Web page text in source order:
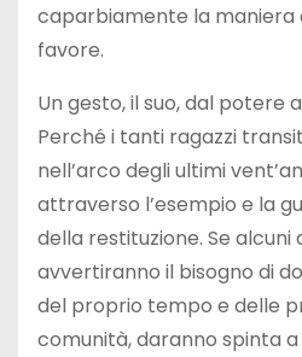
caparbiamente la maniera
favore.
Un gesto, il suo, dal potere
Perché i tanti ragazzi
nell’arco degli ultimi
attraverso l’esempio e la
della restituzione. Se alcuni
avvertiranno il bisogno di
del proprio tempo e delle
comunità, daranno spinta